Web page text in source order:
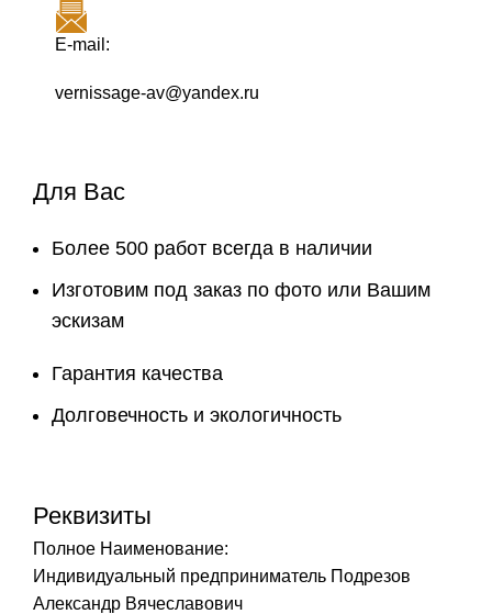
E-mail:
vernissage-av@yandex.ru
Для Вас
Более 500 работ всегда в наличии
Изготовим под заказ по фото или Вашим
эскизам
Гарантия качества
Долговечность и экологичность
Реквизиты
Полное Наименование:
Индивидуальный предприниматель Подрезов
Александр Вячеславович